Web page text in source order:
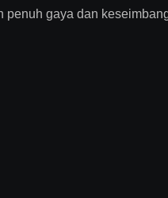
penuh gaya dan